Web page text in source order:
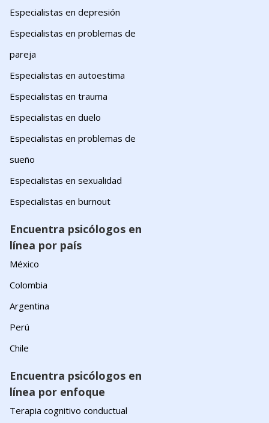
Especialistas en depresión
Especialistas en problemas de
pareja
Especialistas en autoestima
Especialistas en trauma
Especialistas en duelo
Especialistas en problemas de
sueño
Especialistas en sexualidad
Especialistas en burnout
Encuentra psicólogos en
línea por país
México
Colombia
Argentina
Perú
Chile
Encuentra psicólogos en
línea por enfoque
Terapia cognitivo conductual